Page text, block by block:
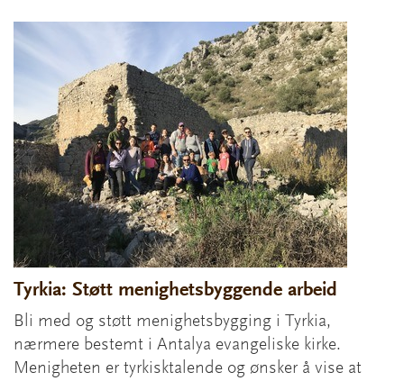
Tyrkia: Støtt menighetsbyggende arbeid
Bli med og støtt menighetsbygging i Tyrkia,
nærmere bestemt i Antalya evangeliske kirke.
Menigheten er tyrkisktalende og ønsker å vise at